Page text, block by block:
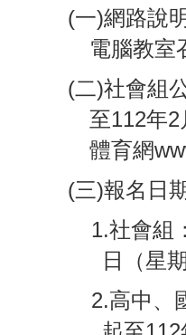
(一)網路說
電腦教室
(二)社會組
至112年
體育網
(三)報名日
1.社會組
日（星
2.高中、